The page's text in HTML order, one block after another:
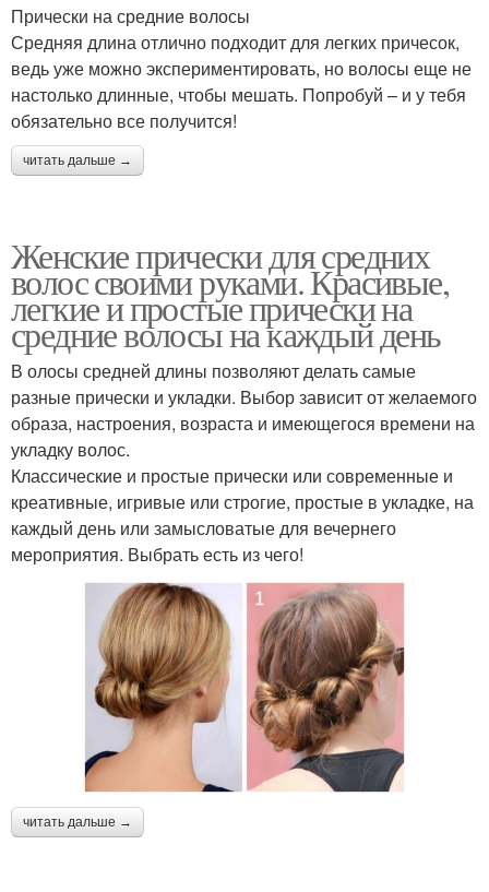
Прически на средние волосы
Средняя длина отлично подходит для легких причесок,
ведь уже можно экспериментировать, но волосы еще не
настолько длинные, чтобы мешать. Попробуй – и у тебя
обязательно все получится!
читать дальше →
Женские прически для средних
волос своими руками. Красивые,
легкие и простые прически на
средние волосы на каждый день
В олосы средней длины позволяют делать самые
разные прически и укладки. Выбор зависит от желаемого
образа, настроения, возраста и имеющегося времени на
укладку волос.
Классические и простые прически или современные и
креативные, игривые или строгие, простые в укладке, на
каждый день или замысловатые для вечернего
мероприятия. Выбрать есть из чего!
читать дальше →